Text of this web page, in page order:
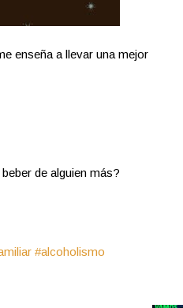
enseña a llevar una mejor
de alguien más?
#alcoholismo